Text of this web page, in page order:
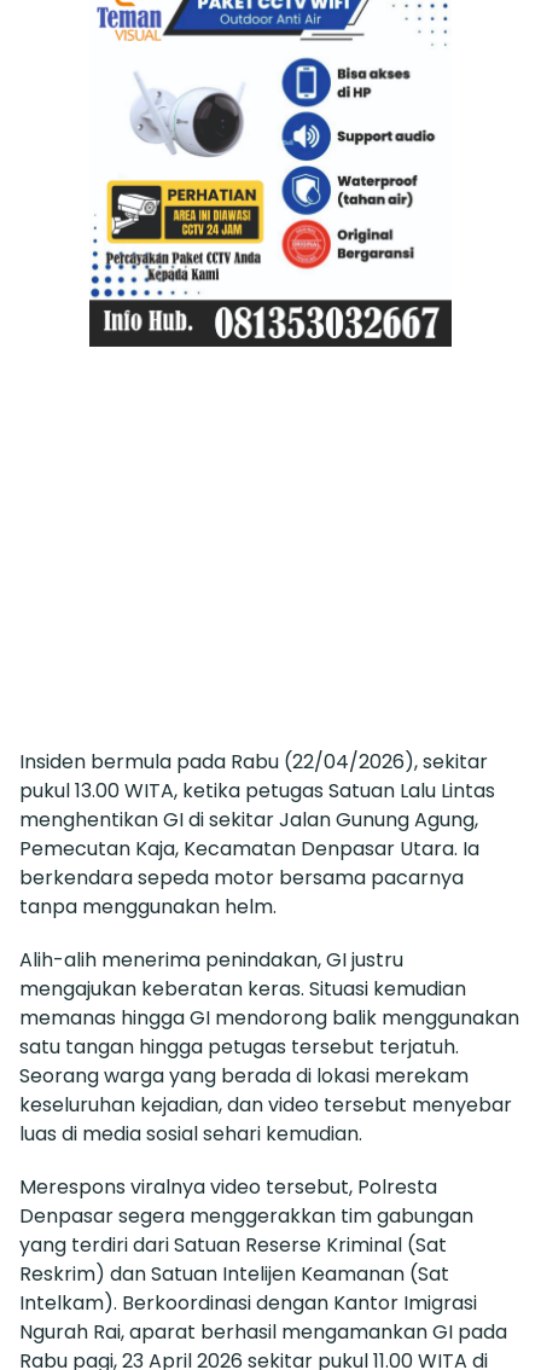
Insiden bermula pada Rabu (22/04/2026), sekitar
pukul 13.00 WITA, ketika petugas Satuan Lalu Lintas
menghentikan GI di sekitar Jalan Gunung Agung,
Pemecutan Kaja, Kecamatan Denpasar Utara. Ia
berkendara sepeda motor bersama pacarnya
tanpa menggunakan helm.
Alih-alih menerima penindakan, GI justru
mengajukan keberatan keras. Situasi kemudian
memanas hingga GI mendorong balik menggunakan
satu tangan hingga petugas tersebut terjatuh.
Seorang warga yang berada di lokasi merekam
keseluruhan kejadian, dan video tersebut menyebar
luas di media sosial sehari kemudian.
Merespons viralnya video tersebut, Polresta
Denpasar segera menggerakkan tim gabungan
yang terdiri dari Satuan Reserse Kriminal (Sat
Reskrim) dan Satuan Intelijen Keamanan (Sat
Intelkam). Berkoordinasi dengan Kantor Imigrasi
Ngurah Rai, aparat berhasil mengamankan GI pada
Rabu pagi, 23 April 2026 sekitar pukul 11.00 WITA di